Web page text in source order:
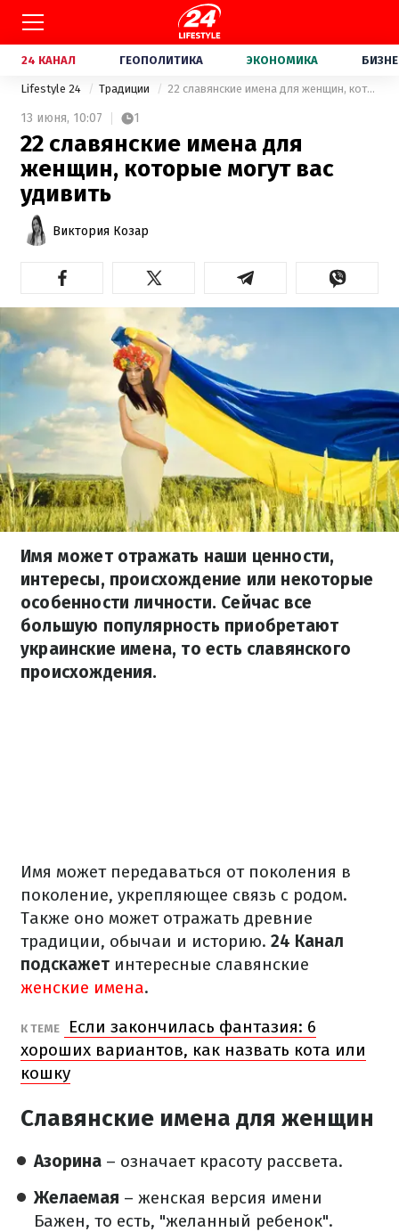
24 КАНАЛ ГЕОПОЛИТИКА ЭКОНОМИКА
Lifestyle 24 Традиции 22 славянские имена для женщин, которые могут вас удивить
13 июня, 10:07 1
22 славянские имена для
женщин, которые могут вас
удивить
Виктория Козар
Имя может отражать наши ценности,
интересы, происхождение или некоторые
особенности личности. Сейчас все
большую популярность приобретают
украинские имена, то есть славянского
происхождения.
Имя может передаваться от поколения в
поколение, укрепляющее связь с родом.
Также оно может отражать древние
традиции, обычаи и историю. 24 Канал
подскажет интересные славянские
женские имена.
К ТЕМЕ
Если закончилась фантазия: 6
хороших вариантов, как назвать кота или
кошку
Славянские имена для женщин
Азорина – означает красоту рассвета.
Желаемая – женская версия имени
Бажен, то есть, "желанный ребенок".